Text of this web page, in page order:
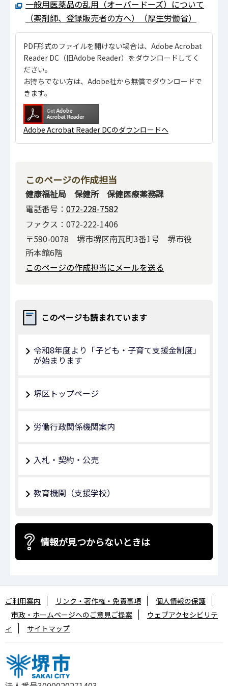
一般用医薬品の乱用（オーバードーズ）について
（薬剤師、登録販売者の方へ）（厚生労働省）
PDF形式のファイルを開けない場合は、Adobe Acrobat
Reader DC（旧Adobe Reader）をダウンロードしてく
ださい。
お持ちでない方は、Adobe社から無償でダウンロードで
きます。
Adobe Acrobat Reader DCのダウンロードへ
このページの作成担当
健康福祉局 保健所 保健医療薬務課
電話番号： 072-228-7582
ファクス：072-222-1406
〒590-0078 堺市堺区南瓦町3番1号 堺市役
所本館6階
このページの作成担当にメールを送る
このページも読まれています
令和8年度より「子ども・子育て支援金制度」
が始まります
堺区トップページ
労働行政関係機関案内
入札・契約・公売
教育機関（支援学校）
情報が見つからないときは
ご利用案内 リンク・著作権・免責事項
個人情報の保護
市政・ホームページへのご意見ご提案
ウェブアクセシビリテ
ィ
サイトマップ